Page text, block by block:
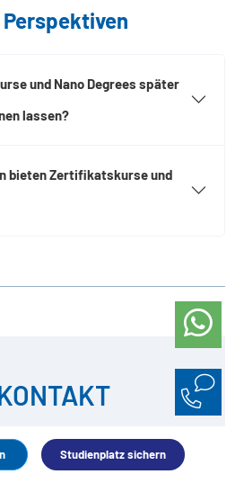
Studienplatz sichern
und Nano Degrees später
lassen?
bieten Zertifikatskurse und
für Sie da.